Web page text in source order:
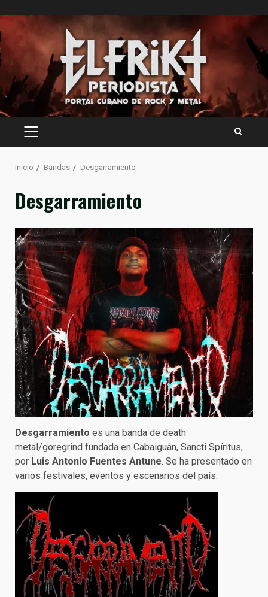
al
contenido
MENÚ
Inicio Bandas Desgarramiento
Desgarramiento
Desgarramiento es una banda de death
metal/goregrind fundada en Cabaiguán, Sancti Spíritus,
por Luis Antonio Fuentes Antune. Se ha presentado en
varios festivales, eventos y escenarios del país.